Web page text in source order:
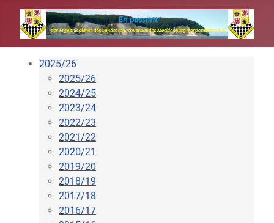
2025/26
2025/26
2024/25
2023/24
2022/23
2021/22
2020/21
2019/20
2018/19
2017/18
2016/17